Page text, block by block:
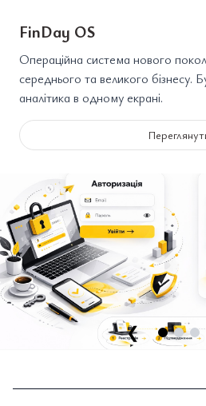
FinDay OS
Операційна система нового
середнього та великого бізнесу.
аналітика в одному екрані.
❮